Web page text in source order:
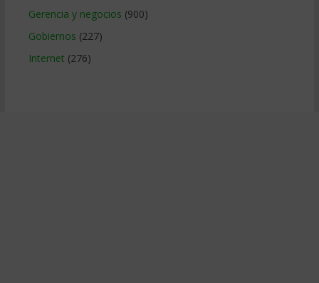
Gerencia y negocios (900)
Gobiernos (227)
Internet (276)